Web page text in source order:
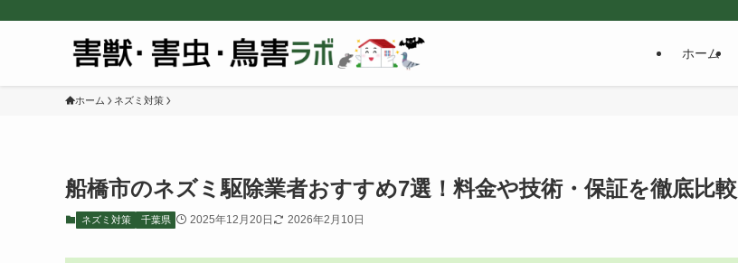
ホーム
ホーム ネズミ対策
船橋市のネズミ駆除業者おすすめ7選！料金や技術・保証を徹底比較
ネズミ対策 千葉県 2025年12月20日 2026年2月10日